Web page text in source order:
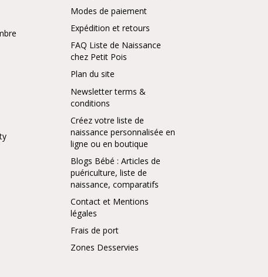
Modes de paiement
Expédition et retours
FAQ Liste de Naissance
chez Petit Pois
Plan du site
Newsletter terms &
conditions
Créez votre liste de
naissance personnalisée en
ligne ou en boutique
Blogs Bébé : Articles de
puériculture, liste de
naissance, comparatifs
Contact et Mentions
légales
Frais de port
Zones Desservies